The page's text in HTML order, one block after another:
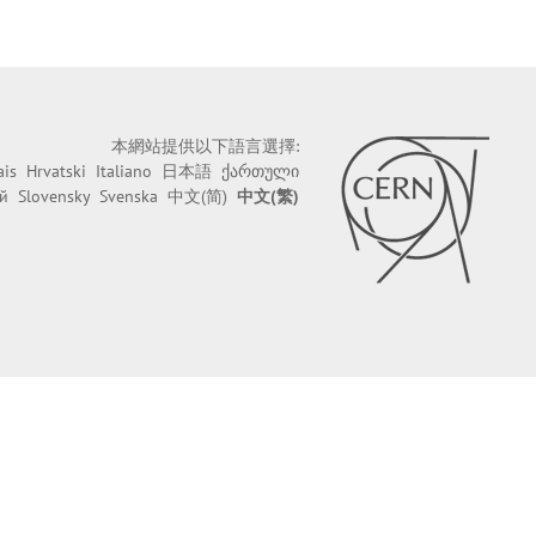
本網站提供以下語言選擇:
Hrvatski Italiano 日本語 ქართული
Slovensky Svenska 中文(简) 中文(繁)